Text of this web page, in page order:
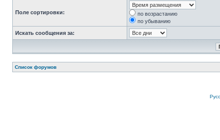
Поле сортировки:
по возрастанию
по убыванию
Искать сообщения за:
Список форумов